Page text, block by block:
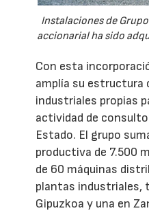
Instalaciones de
accionarial ha sido
Con esta
amplía su estructura
industriales propias
actividad de
Estado. El grupo
productiva de 7.500
de 60 máquinas
plantas industriales,
Gipuzkoa y una en